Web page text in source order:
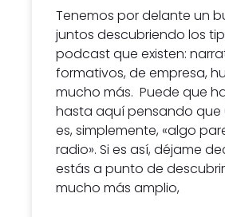
Tenemos por delante un
juntos descubriendo los
podcast que existen:
formativos, de empresa,
mucho más. Puede que
hasta aquí pensando
es, simplemente, «algo
radio». Si es así, déjame
estás a punto de
mucho más amplio,